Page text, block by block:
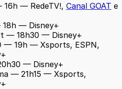
16h — RedeTV!, Canal GOAT e
— Disney+
— 18h30 — Disney+
— 19h — Xsports, ESPN,
— Disney+
— 21h15 — Xsports,